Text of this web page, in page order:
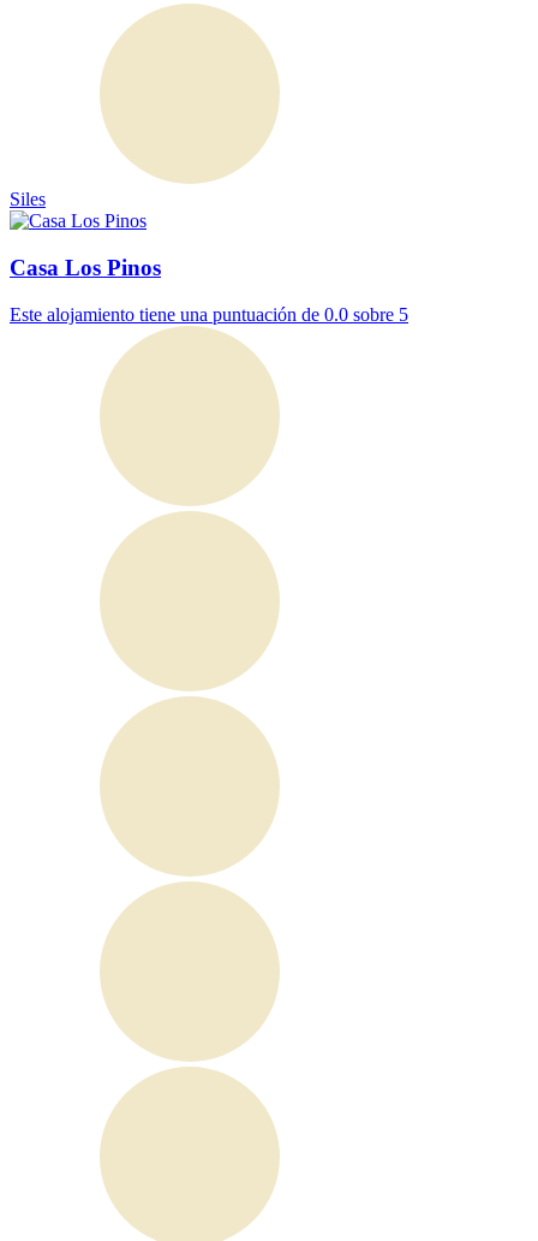
Siles
Casa Los Pinos
Este alojamiento tiene una puntuación de 0.0 sobre 5